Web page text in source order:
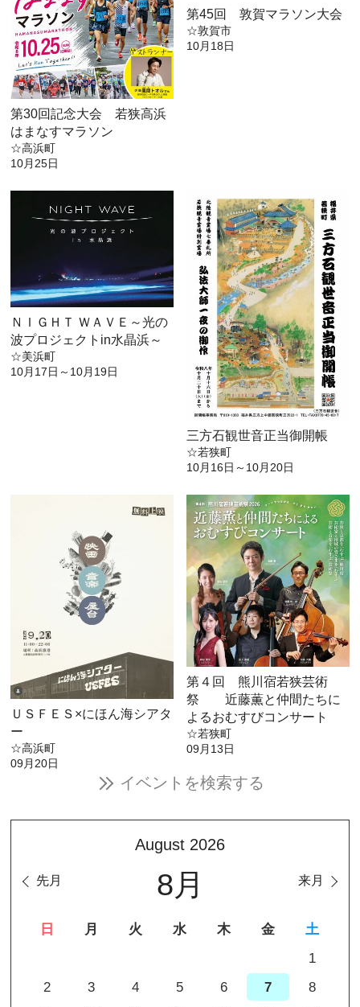
第30回記念大会 若狭高浜
はまなすマラソン
☆高浜町
10月25日
第45回 敦賀マラソン大会
☆敦賀市
10月18日
ＮＩＧＨＴ ＷＡＶＥ～光の
波プロジェクトin水晶浜～
☆美浜町
10月17日～10月19日
三方石観世音正当御開帳
☆若狭町
10月16日～10月20日
ＵＳＦＥＳ×にほん海シアタ
ー
☆高浜町
09月20日
第４回 熊川宿若狭芸術
祭 近藤薫と仲間たちに
よるおむすびコンサート
☆若狭町
09月13日
イベントを検索する
August 2026
先月 8月 来月
日 月 火 水 木 金
土
1
2
3 4 5 6 7
8